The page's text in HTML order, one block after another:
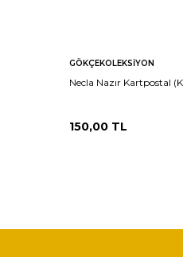
GÖKÇEKOLEKSIYON
Necla Nazır Kartpostal
150,00 TL